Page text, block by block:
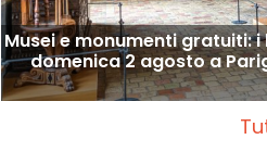
Musei e monumenti gratuiti:
domenica 2 agosto a